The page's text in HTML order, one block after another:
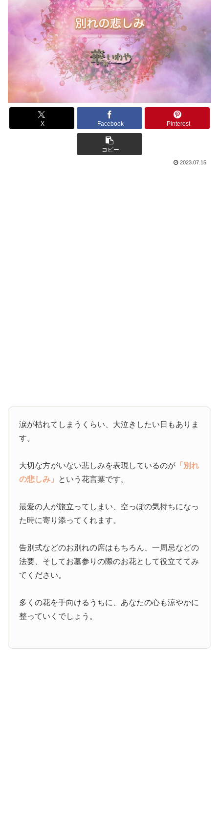
X Facebook Pinterest
コピー
2023.07.15
涙が枯れてしまうくらい、大泣きしたい日もありま
す。
大切な方がいない悲しみを表現しているのが 「別れ
の悲しみ」 という花言葉です。
最愛の人が旅立ってしまい、空っぽの気持ちになっ
た時に寄り添ってくれます。
告別式などのお別れの席はもちろん、一周忌などの
法要、そしてお墓参りの際のお花として役立ててみ
てください。
多くの花を手向けるうちに、あなたの心も涼やかに
整っていくでしょう。